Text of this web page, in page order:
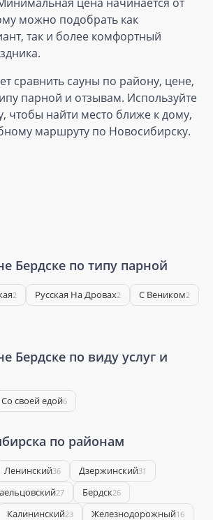
можно подобрать как
так и более комфортный
сравнить сауны по району, цене,
парной и отзывам. Используйте
чтобы найти место ближе к дому,
маршруту по Новосибирску.
Бердске по типу парной
2 Русская На Дровах2 С Веником2
Бердске по виду услуг и
Со своей едой6
по районам
Ленинский36 Дзержинский31
27 Бердск26
Калининский23 Железнодорожный16